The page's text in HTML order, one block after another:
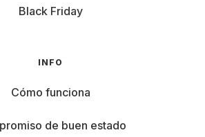
Black Friday
INFO
Cómo funciona
de buen estado